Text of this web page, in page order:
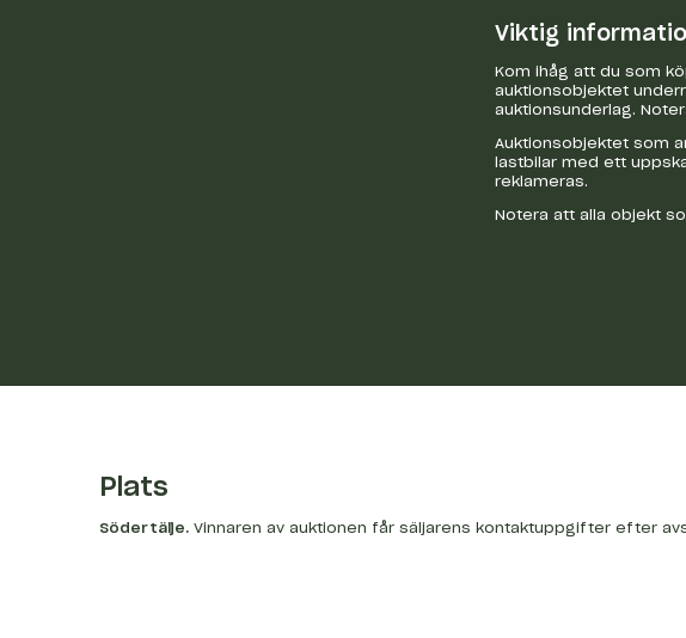
Viktig
Kom ihåg att du som
auktionsobjektet
auktionsunderlag.
Auktionsobjektet som
lastbilar med ett
reklameras.
Notera att alla objekt
Plats
Södertälje.Vinnaren av auktionen får säljarens kontaktuppgifter efter